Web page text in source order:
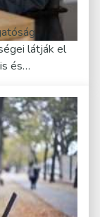
látják el
és…